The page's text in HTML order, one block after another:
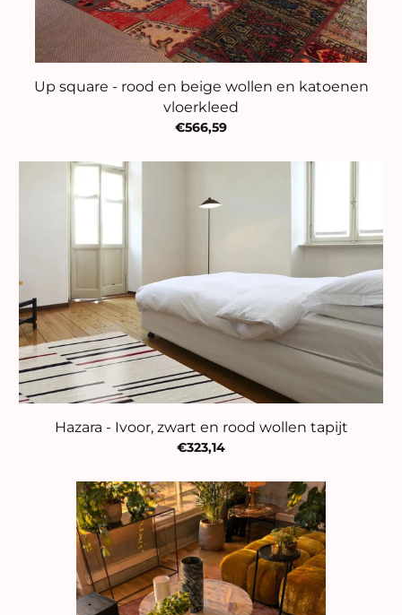
Up square - rood en beige wollen en katoenen
vloerkleed
€566,59
Hazara - Ivoor, zwart en rood wollen tapijt
€323,14